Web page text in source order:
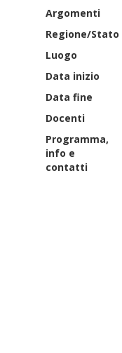
Argomenti
Regione/Stato
Luogo
Data inizio
Data fine
Docenti
Programma,
info e
contatti